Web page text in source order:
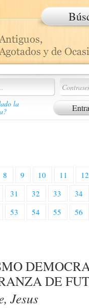
la
8 9 10 11
12
31 32 33
34
53 54 55
56
DE
Jesus